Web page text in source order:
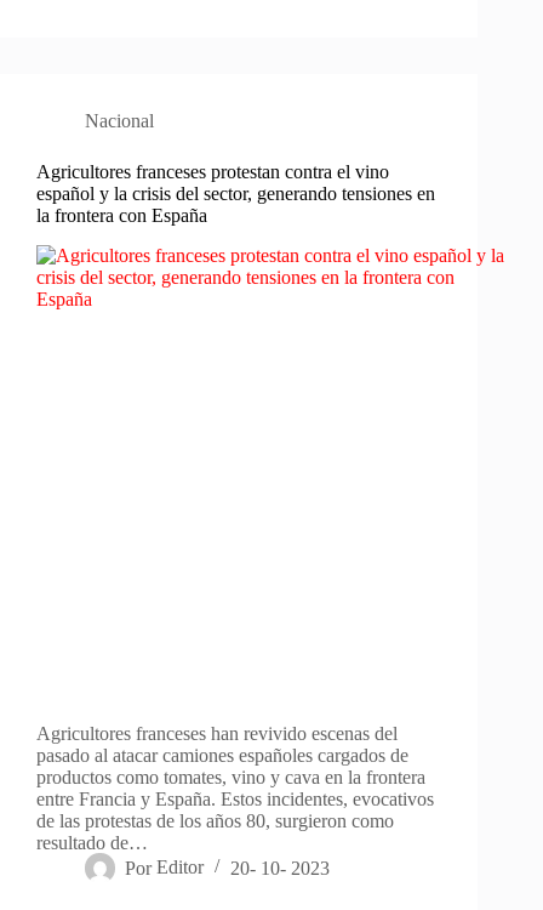
Nacional
Agricultores franceses protestan contra el vino
español y la crisis del sector, generando tensiones en
la frontera con España
Agricultores franceses han revivido escenas del
pasado al atacar camiones españoles cargados de
productos como tomates, vino y cava en la frontera
entre Francia y España. Estos incidentes, evocativos
de las protestas de los años 80, surgieron como
resultado de…
Por Editor 20- 10- 2023